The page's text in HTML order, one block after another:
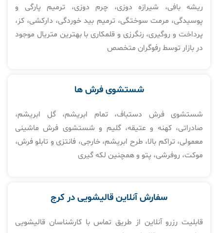
ریشه بافی، شیرازه دوزی، چرم دوزی، ترمیم پارگی و
پوسیدگی، مرمت سوختگی، ترمیم بید خوردگی، دارکشی، کز،
پرداخت و روگیری، رنگرزی و قلمکاری با بهترین متریال موجود
در بازار توسط رفوگران متخصص
شستشوی فرش ها​
شستشوی فرش دستباف، تمام ابریشم، گل ابریشم،
صادراتی، کهنه و عتیقه، گلیم و شستشوی فرش ماشینی
معمولی، تراکم بالا، طرح ابریشم، خارجی، فانتزی و تابلو فرش،
موکت، روفرشی، پتو و همچنین لکه گیری
سفارش آنلاین قالیشویی در کرج
قابلیت رزرو آنلاین از طریق تماس با کارشناسان قالیشویی